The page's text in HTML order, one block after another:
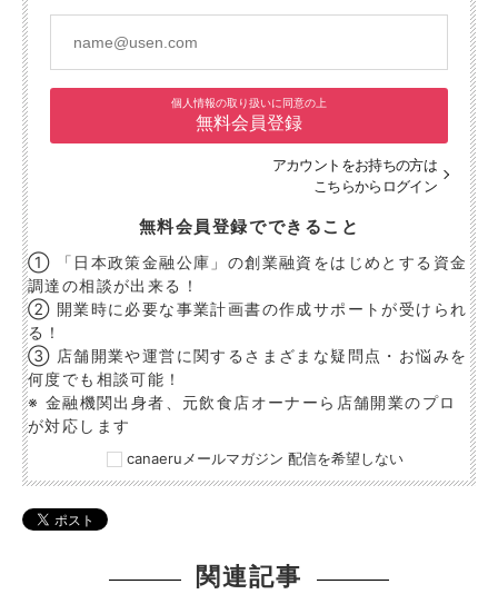
個人情報の取り扱いに同意の上
無料会員登録
アカウントをお持ちの方は
こちらからログイン
無料会員登録でできること
① 「日本政策金融公庫」の創業融資をはじめとする資金
調達の相談が出来る！
② 開業時に必要な事業計画書の作成サポートが受けられ
る！
③ 店舗開業や運営に関するさまざまな疑問点・お悩みを
何度でも相談可能！
※ 金融機関出身者、元飲食店オーナーら店舗開業のプロ
が対応します
canaeruメールマガジン 配信を希望しない
関連記事